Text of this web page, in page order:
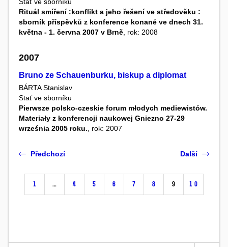
Stať ve sborníku
Rituál smíření :konflikt a jeho řešení ve středověku :
sborník příspěvků z konference konané ve dnech 31.
května - 1. června 2007 v Brně, rok: 2008
2007
Bruno ze Schauenburku, biskup a diplomat
BÁRTA Stanislav
Stať ve sborníku
Pierwsze polsko-czeskie forum młodych mediewistów.
Materiały z konferencji naukowej Gniezno 27-29
września 2005 roku. , rok: 2007
Předchozí
1 … 4 5 6 7 8 9 10
Další